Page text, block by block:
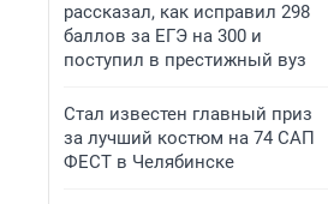
рассказал, как исправил 298
баллов за ЕГЭ на 300 и
поступил в престижный вуз
Стал известен главный приз
за лучший костюм на 74 САП
ФЕСТ в Челябинске